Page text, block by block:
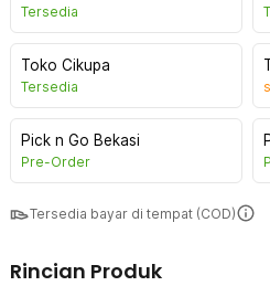
Tersedia
Toko Cikupa
Tersedia
Pick n Go Bekasi
Pre-Order
Tersedia bayar di tempat (COD)
Rincian Produk